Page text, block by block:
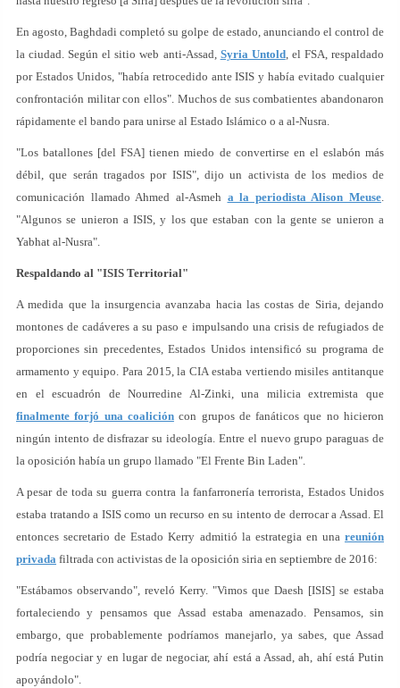
En agosto, Baghdadi completó su golpe de estado, anunciando el control de
la ciudad. Según el sitio web anti-Assad, Syria Untold, el FSA, respaldado
por Estados Unidos, "había retrocedido ante ISIS y había evitado cualquier
confrontación militar con ellos". Muchos de sus combatientes abandonaron
rápidamente el bando para unirse al Estado Islámico o a al-Nusra.
"Los batallones [del FSA] tienen miedo de convertirse en el eslabón más
débil, que serán tragados por ISIS", dijo un activista de los medios de
comunicación llamado Ahmed al-Asmeh a la periodista Alison Meuse.
"Algunos se unieron a ISIS, y los que estaban con la gente se unieron a
Yabhat al-Nusra".
Respaldando al "ISIS Territorial"
A medida que la insurgencia avanzaba hacia las costas de Siria, dejando
montones de cadáveres a su paso e impulsando una crisis de refugiados de
proporciones sin precedentes, Estados Unidos intensificó su programa de
armamento y equipo. Para 2015, la CIA estaba vertiendo misiles antitanque
en el escuadrón de Nourredine Al-Zinki, una milicia extremista que
finalmente forjó una coalicióncon grupos de fanáticos que no hicieron
ningún intento de disfrazar su ideología. Entre el nuevo grupo paraguas de
la oposición había un grupo llamado "El Frente Bin Laden".
A pesar de toda su guerra contra la fanfarronería terrorista, Estados Unidos
estaba tratando a ISIS como un recurso en su intento de derrocar a Assad. El
entonces secretario de Estado Kerry admitió la estrategia en una reunión
privada filtrada con activistas de la oposición siria en septiembre de 2016:
"Estábamos observando", reveló Kerry. "Vimos que Daesh [ISIS] se estaba
fortaleciendo y pensamos que Assad estaba amenazado. Pensamos, sin
embargo, que probablemente podríamos manejarlo, ya sabes, que Assad
podría negociar y en lugar de negociar, ahí está a Assad, ah, ahí está Putin
apoyándolo".